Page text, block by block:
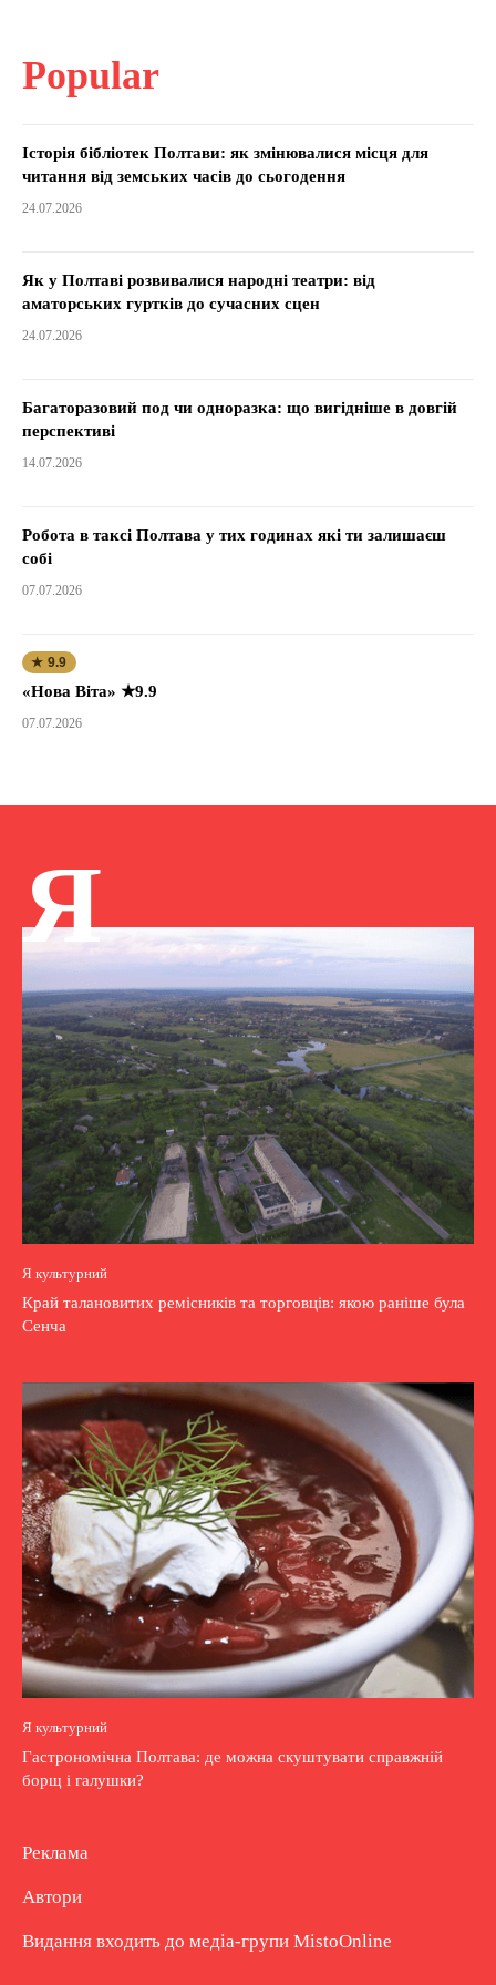
Popular
Історія бібліотек Полтави: як змінювалися місця для
читання від земських часів до сьогодення
24.07.2026
Як у Полтаві розвивалися народні театри: від
аматорських гуртків до сучасних сцен
24.07.2026
Багаторазовий под чи одноразка: що вигідніше в довгій
перспективі
14.07.2026
Робота в таксі Полтава у тих годинах які ти залишаєш
собі
07.07.2026
★ 9.9
«Нова Віта» ★9.9
07.07.2026
Я
Я культурний
Край талановитих ремісників та торговців: якою раніше була
Сенча
Я культурний
Гастрономічна Полтава: де можна скуштувати справжній
борщ і галушки?
Реклама
Автори
Видання входить до медіа-групи MistoOnline